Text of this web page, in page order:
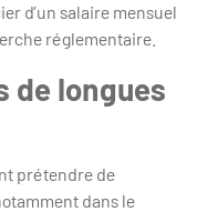
d’un salaire mensuel
réglementaire.
de longues
prétendre de
dans le